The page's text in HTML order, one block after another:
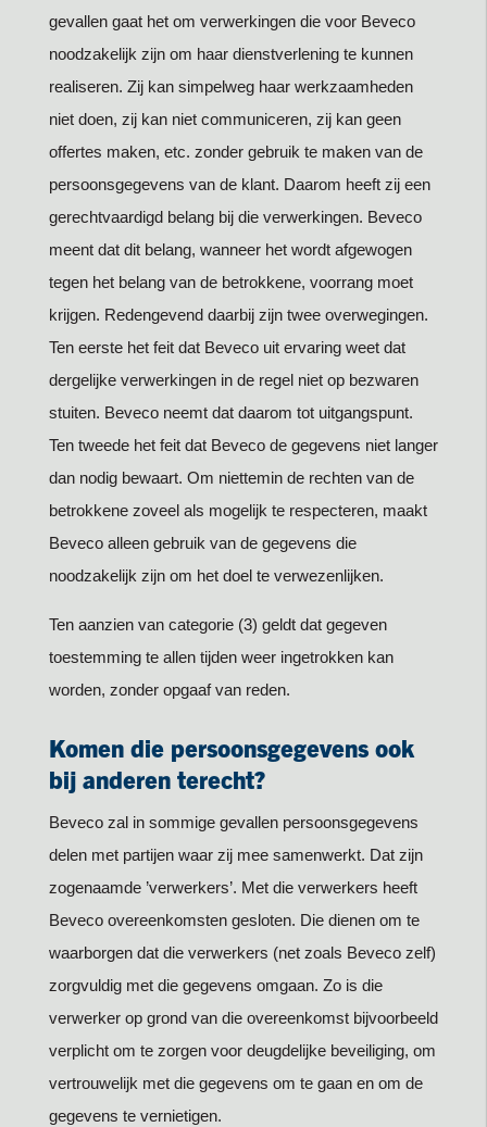
gevallen gaat het om verwerkingen die voor Beveco
noodzakelijk zijn om haar dienstverlening te kunnen
realiseren. Zij kan simpelweg haar werkzaamheden
niet doen, zij kan niet communiceren, zij kan geen
offertes maken, etc. zonder gebruik te maken van de
persoonsgegevens van de klant. Daarom heeft zij een
gerechtvaardigd belang bij die verwerkingen. Beveco
meent dat dit belang, wanneer het wordt afgewogen
tegen het belang van de betrokkene, voorrang moet
krijgen. Redengevend daarbij zijn twee overwegingen.
Ten eerste het feit dat Beveco uit ervaring weet dat
dergelijke verwerkingen in de regel niet op bezwaren
stuiten. Beveco neemt dat daarom tot uitgangspunt.
Ten tweede het feit dat Beveco de gegevens niet langer
dan nodig bewaart. Om niettemin de rechten van de
betrokkene zoveel als mogelijk te respecteren, maakt
Beveco alleen gebruik van de gegevens die
noodzakelijk zijn om het doel te verwezenlijken.
Ten aanzien van categorie (3) geldt dat gegeven
toestemming te allen tijden weer ingetrokken kan
worden, zonder opgaaf van reden.
Komen die persoonsgegevens ook
bij anderen terecht?
Beveco zal in sommige gevallen persoonsgegevens
delen met partijen waar zij mee samenwerkt. Dat zijn
zogenaamde ’verwerkers’. Met die verwerkers heeft
Beveco overeenkomsten gesloten. Die dienen om te
waarborgen dat die verwerkers (net zoals Beveco zelf)
zorgvuldig met die gegevens omgaan. Zo is die
verwerker op grond van die overeenkomst bijvoorbeeld
verplicht om te zorgen voor deugdelijke beveiliging, om
vertrouwelijk met die gegevens om te gaan en om de
gegevens te vernietigen.